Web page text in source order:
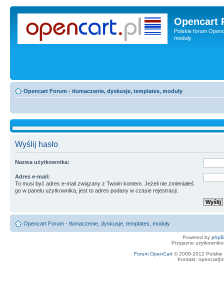
Opencart
Polskie forum
moduły
Opencart Forum - tłumaczenie, dyskusje, templates, moduły
Wyślij hasło
Nazwa użytkownika:
Adres e-mail:
To musi być adres e-mail związany z Twoim kontem. Jeżeli nie zmieniałeś
go w panelu użytkownika, jest to adres podany w czasie rejestracji.
Opencart Forum - tłumaczenie, dyskusje, templates, moduły
Powered by
Przyjazne
Forum OpenCart© 2009-2012 Polskie
Kontakt: